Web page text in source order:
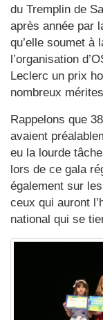
du Tremplin de
après année par
qu’elle soumet à
l’organisation
Leclerc un prix
nombreux
Rappelons que
avaient
eu la lourde
lors de ce gala
également sur
ceux qui auront
national qui se